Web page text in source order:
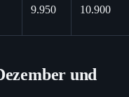
9.950 10.900
und